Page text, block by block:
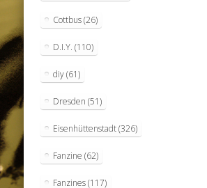
Cottbus(26)
D.I.Y. (110)
diy(61)
Dresden (51)
Eisenhüttenstadt(326)
Fanzine (62)
Fanzines(117)